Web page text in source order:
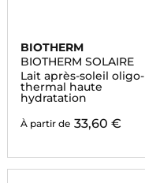
BIOTHERM
BIOTHERM SOLAIRE
Lait après-soleil oligo-
thermal haute
hydratation
À partir de 33,60 €